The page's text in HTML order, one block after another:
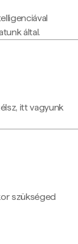
által.
itt vagyunk
szükséged